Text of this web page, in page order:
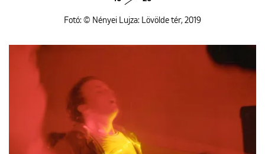
Fotó: © Nényei Lujza: Lövölde tér, 2019